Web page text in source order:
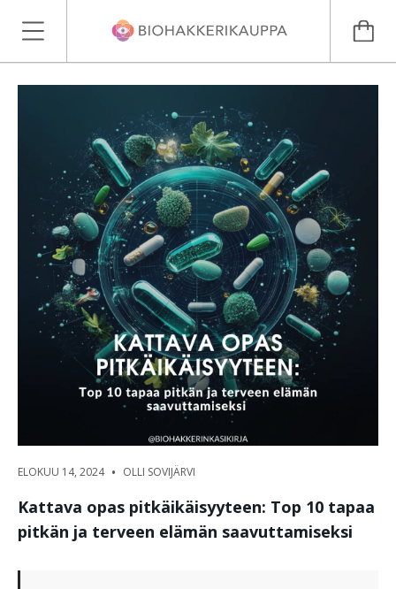
ELOKUU 14, 2024 • OLLI SOVIJÄRVI
Kattava opas pitkäikäisyyteen: Top 10 tapaa
pitkän ja terveen elämän saavuttamiseksi